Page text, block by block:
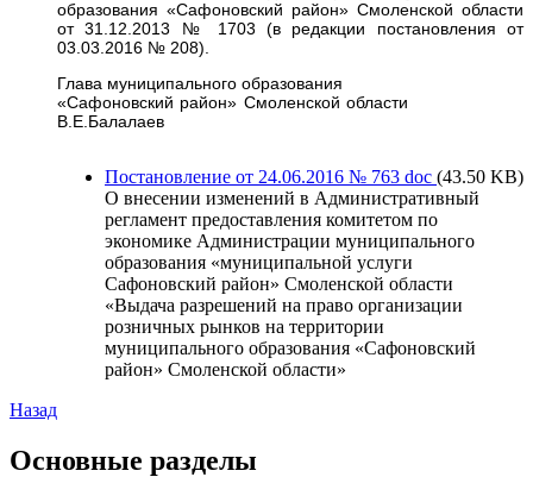
образования «Сафоновский район» Смоленской области
от 31.12.2013 № 1703 (в редакции постановления от
03.03.2016 № 208).
Глава муниципального образования
«Сафоновский район» Смоленской области
В.Е.Балалаев
Постановление от 24.06.2016 № 763 doc (43.50 KB)
О внесении изменений в Административный
регламент предоставления комитетом по
экономике Администрации муниципального
образования «муниципальной услуги
Сафоновский район» Смоленской области
«Выдача разрешений на право организации
розничных рынков на территории
муниципального образования «Сафоновский
район» Смоленской области»
Назад
Основные разделы